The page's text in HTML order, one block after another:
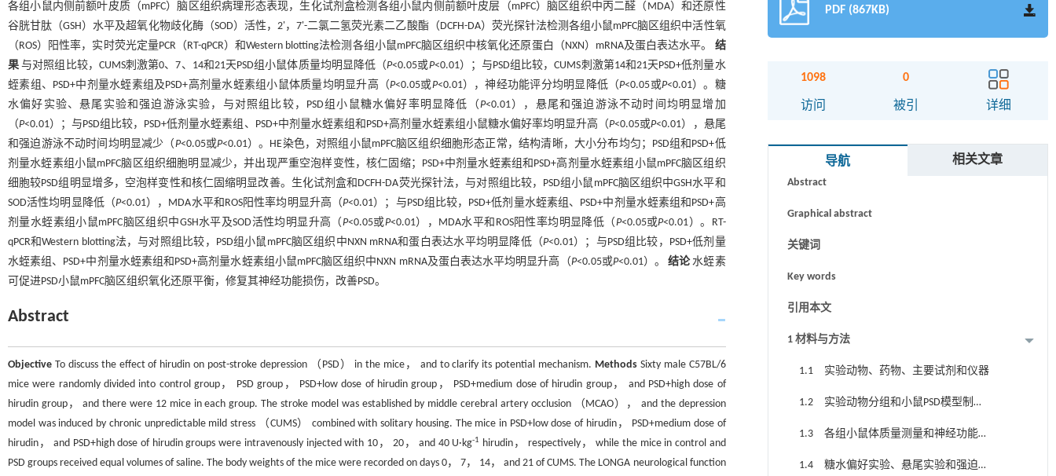
各组小鼠内侧前额叶皮质（mPFC）脑区组织病理形态表现，生化试剂盒检测各组小鼠内侧前额叶皮层（mPFC）脑区组织中丙二醛（MDA）和还原性
谷胱甘肽（GSH）水平及超氧化物歧化酶（SOD）活性，2'，7'-二氯二氢荧光素二乙酸酯（DCFH-DA）荧光探针法检测各组小鼠mPFC脑区组织中活性氧
（ROS）阳性率，实时荧光定量PCR（RT-qPCR）和Western blotting法检测各组小鼠mPFC脑区组织中核氧化还原蛋白（NXN）mRNA及蛋白表达水平。 结
果 与对照组比较，CUMS刺激第0、7、14和21天PSD组小鼠体质量均明显降低（P<0.05或P<0.01）；与PSD组比较，CUMS刺激第14和21天PSD+低剂量水
蛭素组、PSD+中剂量水蛭素组及PSD+高剂量水蛭素组小鼠体质量均明显升高（P<0.05或P<0.01），神经功能评分均明显降低（P<0.05或P<0.01）。糖
水偏好实验、悬尾实验和强迫游泳实验，与对照组比较，PSD组小鼠糖水偏好率明显降低（P<0.01），悬尾和强迫游泳不动时间均明显增加
（P<0.01）；与PSD组比较，PSD+低剂量水蛭素组、PSD+中剂量水蛭素组和PSD+高剂量水蛭素组小鼠糖水偏好率均明显升高（P<0.05或P<0.01），悬尾
和强迫游泳不动时间均明显减少（P<0.05或P<0.01）。HE染色，对照组小鼠mPFC脑区组织细胞形态正常，结构清晰，大小分布均匀；PSD组和PSD+低
剂量水蛭素组小鼠mPFC脑区组织细胞明显减少，并出现严重空泡样变性，核仁固缩；PSD+中剂量水蛭素组和PSD+高剂量水蛭素组小鼠mPFC脑区组织
细胞较PSD组明显增多，空泡样变性和核仁固缩明显改善。生化试剂盒和DCFH-DA荧光探针法，与对照组比较，PSD组小鼠mPFC脑区组织中GSH水平和
SOD活性均明显降低（P<0.01），MDA水平和ROS阳性率均明显升高（P<0.01）；与PSD组比较，PSD+低剂量水蛭素组、PSD+中剂量水蛭素组和PSD+高
剂量水蛭素组小鼠mPFC脑区组织中GSH水平及SOD活性均明显升高（P<0.05或P<0.01），MDA水平和ROS阳性率均明显降低（P<0.05或P<0.01）。RT-
qPCR和Western blotting法，与对照组比较，PSD组小鼠mPFC脑区组织中NXN mRNA和蛋白表达水平均明显降低（P<0.01）；与PSD组比较，PSD+低剂量
水蛭素组、PSD+中剂量水蛭素组和PSD+高剂量水蛭素组小鼠mPFC脑区组织中NXN mRNA及蛋白表达水平均明显升高（P<0.05或P<0.01）。结论水蛭素
可促进PSD小鼠mPFC脑区组织氧化还原平衡，修复其神经功能损伤，改善PSD。
Abstract
Objective To discuss the effect of hirudin on post-stroke depression （PSD） in the mice， and to clarify its potential mechanism. MethodsSixty male C57BL/6
mice were randomly divided into control group， PSD group， PSD+low dose of hirudin group， PSD+medium dose of hirudin group， and PSD+high dose of
hirudin group， and there were 12 mice in each group. The stroke model was established by middle cerebral artery occlusion （MCAO）， and the depression
model was induced by chronic unpredictable mild stress （CUMS） combined with solitary housing. The mice in PSD+low dose of hirudin， PSD+medium dose of
hirudin， and PSD+high dose of hirudin groups were intravenously injected with 10， 20， and 40 U·kg-1 hirudin， respectively， while the mice in control and
PSD groups received equal volumes of saline. The body weights of the mice were recorded on days 0， 7， 14， and 21 of CUMS. The LONGA neurological function
PDF (867KB)
1098
访问
0
被引 详细
导航 相关文章
Abstract
Graphical abstract
关键词
Key words
引用本文
1 材料与方法
1.1 实验动物、药物、主要试剂和仪器
1.2 实验动物分组和小鼠PSD模型制备
1.3 各组小鼠体质量测量和神经功能评
1.4 糖水偏好实验、悬尾实验和强迫游